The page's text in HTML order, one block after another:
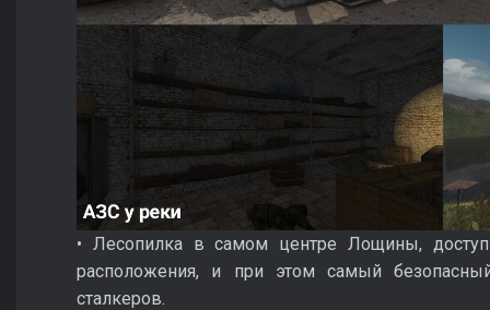
• Лесопилка в самом центре Лощины,
расположения, и при этом самый
сталкеров.